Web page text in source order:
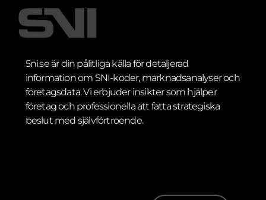
5ni.se är din pålitliga källa för detaljerad
information om SNI-koder, marknadsanalyser och
företagsdata. Vi erbjuder insikter som hjälper
företag och professionella att fatta strategiska
beslut med självförtroende.